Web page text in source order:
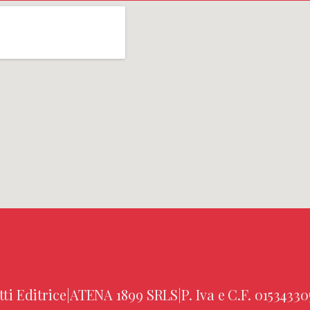
Editrice|ATENA 1899 SRLS|P. Iva e C.F.